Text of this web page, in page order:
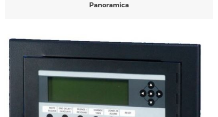
Panoramica